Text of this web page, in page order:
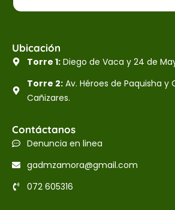
Ubicación
Torre 1:Diego de Vaca y 24 de
Torre 2:Av. Héroes de Paquisha y
Cañizares.
Contáctanos
Denuncia en linea
gadmzamora@gmail.com
072 605316